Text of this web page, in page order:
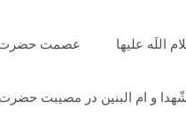
اللَه علیها عصمت حضرت
و ام البنین در مصیبت